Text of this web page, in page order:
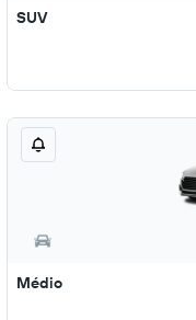
SUV
Médio